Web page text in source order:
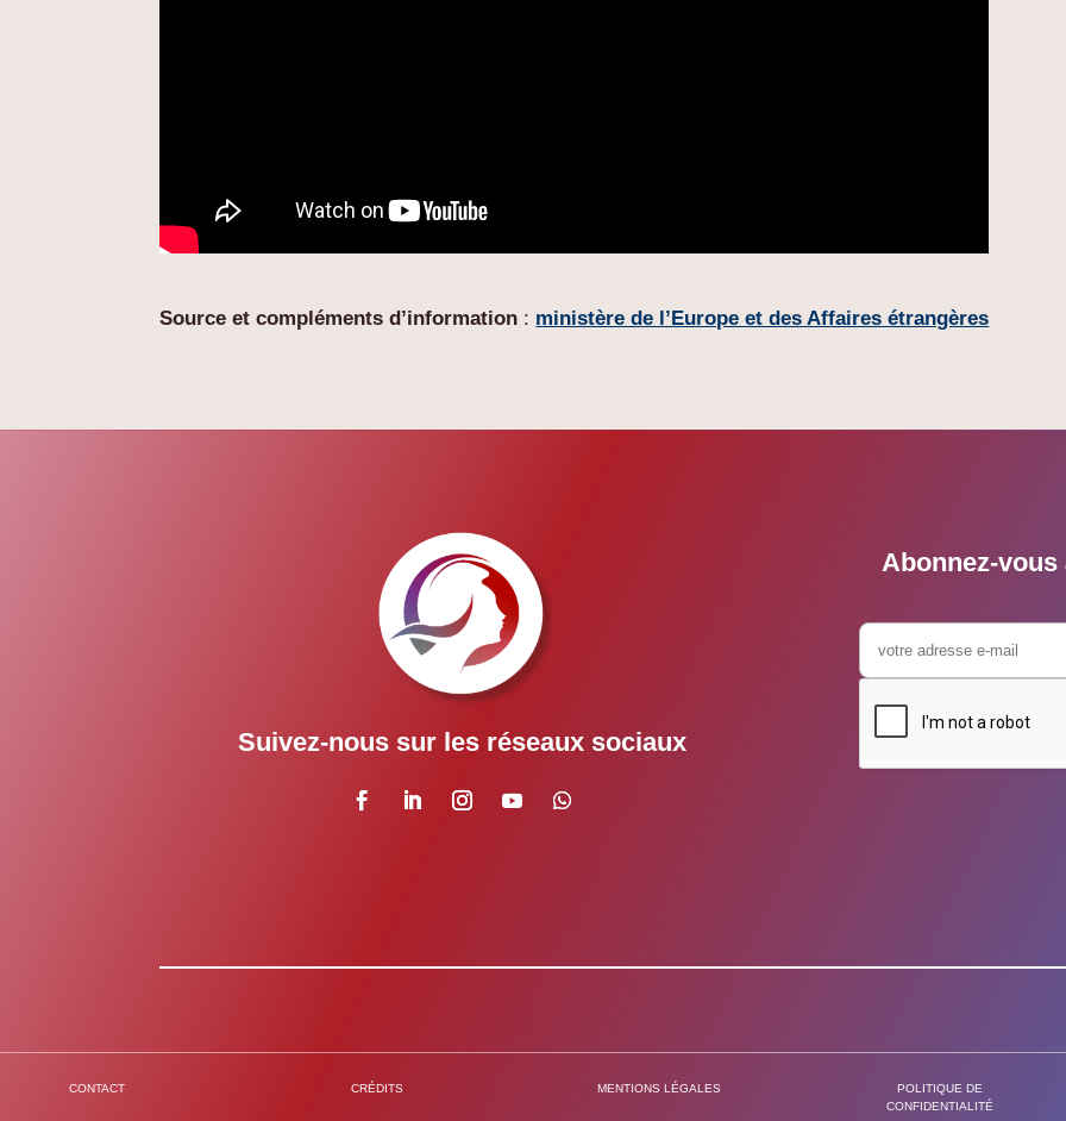
Source et compléments d’information : ministère de l’Europe et des Affaires étrangères
Suivez-nous sur les réseaux sociaux
Abonnez-vous
CONTACT CRÉDITS MENTIONS LÉGALES
POLITIQUE DE
CONFIDENTIALITÉ